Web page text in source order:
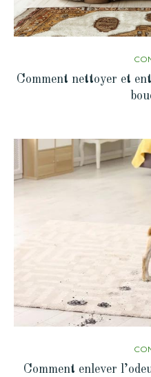
Comment nettoyer et
Comment enlever